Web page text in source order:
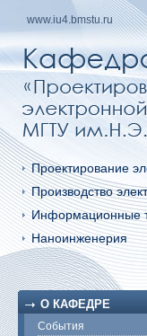
www.iu4.bmstu.ru
Проектирование
Производство
Информационные
Наноинженерия
О КАФЕДРЕ
События